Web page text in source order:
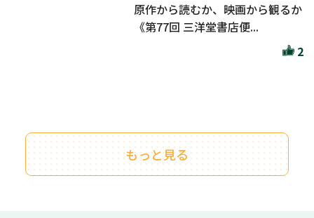
原作から読むか、映画から観るか
《第77回 三洋堂書店便...
2
もっと見る